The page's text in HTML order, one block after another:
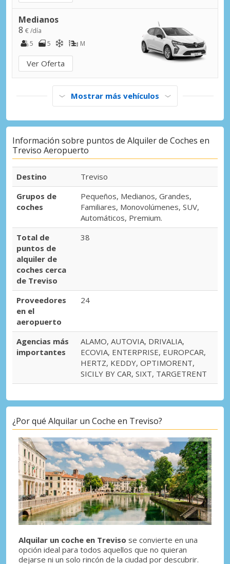
Medianos
8 € /día
5
5 M
Ver Oferta
Mostrar más vehículos
Información sobre puntos de Alquiler de Coches en
Treviso Aeropuerto
Destino
Treviso
Grupos de
coches
Pequeños, Medianos, Grandes,
Familiares, Monovolúmenes, SUV,
Automáticos, Premium.
Total de
puntos de
alquiler de
coches cerca
de Treviso
38
Proveedores
en el
aeropuerto
24
Agencias más
importantes
ALAMO, AUTOVIA, DRIVALIA,
ECOVIA, ENTERPRISE, EUROPCAR,
HERTZ, KEDDY, OPTIMORENT,
SICILY BY CAR, SIXT, TARGETRENT
¿Por qué Alquilar un Coche en Treviso?
Alquilar un coche en Treviso se convierte en una
opción ideal para todos aquellos que no quieran
dejarse ni un solo rincón de la ciudad por descubrir.